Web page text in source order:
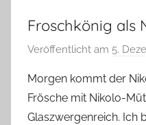
Froschkönig als
Veröffentlicht am 5.
Morgen kommt der
Frösche mit Nikolo-
Glaszwergenreich. Ich